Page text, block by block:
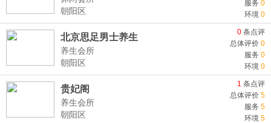
朝阳区
服务 0
环境 0
北京思足男士养生
养生会所
朝阳区
0 条点评
总体评价 0
服务 0
环境 0
贵妃阁
养生会所
朝阳区
1 条点评
总体评价 5
服务 5
环境 5